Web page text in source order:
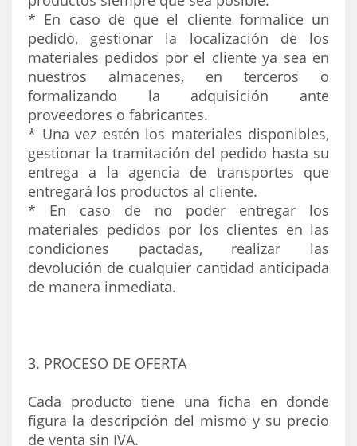
* En caso de que el cliente formalice un
pedido, gestionar la localización de los
materiales pedidos por el cliente ya sea en
nuestros almacenes, en terceros o
formalizando la adquisición ante
proveedores o fabricantes.
* Una vez estén los materiales disponibles,
gestionar la tramitación del pedido hasta su
entrega a la agencia de transportes que
entregará los productos al cliente.
* En caso de no poder entregar los
materiales pedidos por los clientes en las
condiciones pactadas, realizar las
devolución de cualquier cantidad anticipada
de manera inmediata.
3. PROCESO DE OFERTA
Cada producto tiene una ficha en donde
figura la descripción del mismo y su precio
de venta sin IVA.